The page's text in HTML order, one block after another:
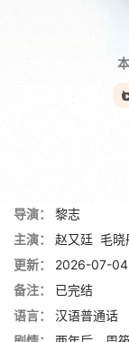
导演：
黎志
主演：
赵又廷 毛晓
更新：
2026-07-
备注：
已完结
语言：
汉语普通话